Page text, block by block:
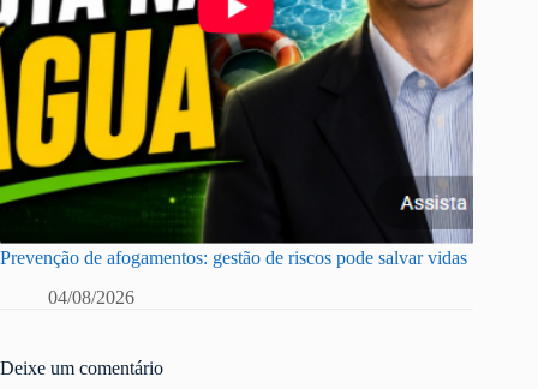
Prevenção de afogamentos: gestão de riscos pode salvar vidas
04/08/2026
Deixe um comentário